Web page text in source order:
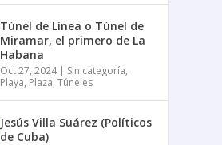
Túnel de Línea o Túnel de
Miramar, el primero de La
Habana
Oct 27, 2024| Sin categoría,
Playa, Plaza,Túneles
Jesús Villa Suárez (Políticos
de Cuba)